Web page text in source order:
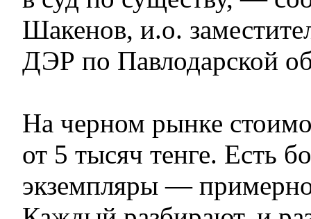
Шакенов, и.о.
ДЭР по Павлодарской
На черном рынке
от 5 тысяч тенге. Есть
экземпляры —